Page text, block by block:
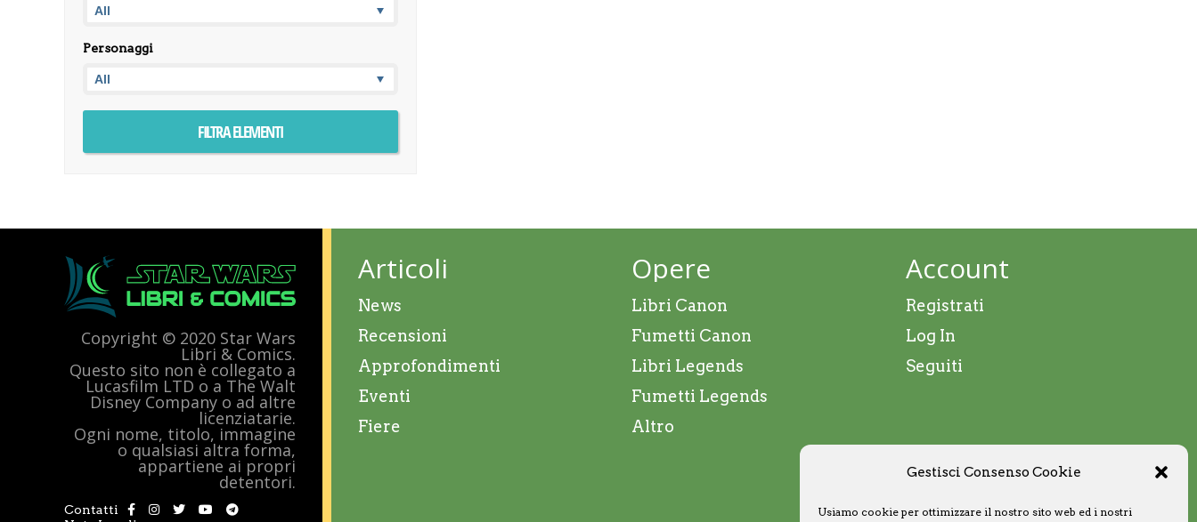
Gestisci Consenso Cookie
Usiamo cookie per ottimizzare il nostro sito web ed i nostri
Personaggi
Copyright © 2020 Star Wars
Libri & Comics.
Questo sito non è collegato a
Lucasfilm LTD o a The Walt
Disney Company o ad altre
licenziatarie.
Ogni nome, titolo, immagine
o qualsiasi altra forma,
appartiene ai propri
detentori.
Contatti
Articoli
News
Recensioni
Approfondimenti
Eventi
Fiere
Opere
Libri Canon
Fumetti Canon
Libri Legends
Fumetti Legends
Altro
Account
Registrati
Log In
Seguiti